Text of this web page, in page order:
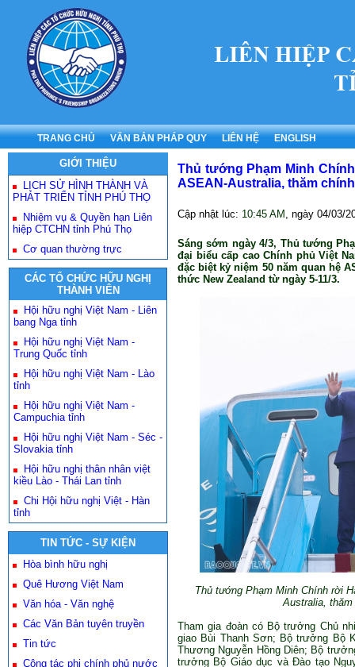
TRANG CHỦ VĂN BẢN PHÁP QUY LIÊN HỆ ENGLISH
GIỚI THIỆU
LỊCH SỬ HÌNH THÀNH VÀ
PHÁT TRIỂN TỈNH PHÚ THỌ
Nhiệm vụ & Quyền hạn Liên
hiệp CTCHN tỉnh Phú Thọ
Cơ quan thường trực
CÁC TỔ CHỨC HỮU NGHỊ
THÀNH VIÊN
Hội hữu nghị Việt Nam - Liên
bang Nga tỉnh
Hội hữu nghị Việt Nam -
Trung Quốc tỉnh
Hội hữu nghị Việt Nam - Lào
tỉnh
Hội hữu nghị Việt Nam -
Campuchia tỉnh
Hội hữu nghị Việt Nam - Séc -
Slovakia tỉnh
Hội hữu nghị thân nhân việt
kiều Lào - Thái Lan tỉnh
Chi Hội hữu nghị Việt - Hàn
tỉnh
TIN TỨC - SỰ KIỆN
Hòa bình hữu nghị
Quê Hương Việt Nam
Văn hóa - Văn nghệ
Các Văn Bản tuyên truyền
Tin tức
Công tác phi chính phủ nước
Thủ tướng Phạm Minh
ASEAN-Australia, thăm
Cập nhật lúc: 10:45 AM , ngày 04/03/
Sáng sớm ngày 4/3, Thủ tướng
đại biểu cấp cao Chính phủ Việt
đặc biệt kỷ niệm 50 năm quan hệ
thức New Zealand từ ngày 5-11/3.
Thủ tướng Phạm Minh Chính rời
Australia,
Tham gia đoàn có Bộ trưởng Chủ
giao Bùi Thanh Sơn; Bộ trưởng Bộ
Thương Nguyễn Hồng Diên; Bộ
trưởng Bộ Giáo dục và Đào tạo